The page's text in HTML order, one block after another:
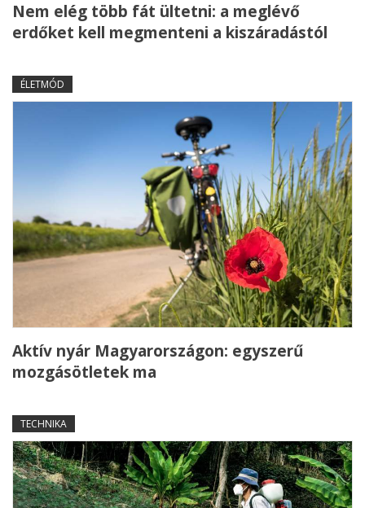
Nem elég több fát ültetni: a meglévő
erdőket kell megmenteni a kiszáradástól
ÉLETMÓD
Aktív nyár Magyarországon: egyszerű
mozgásötletek ma
TECHNIKA